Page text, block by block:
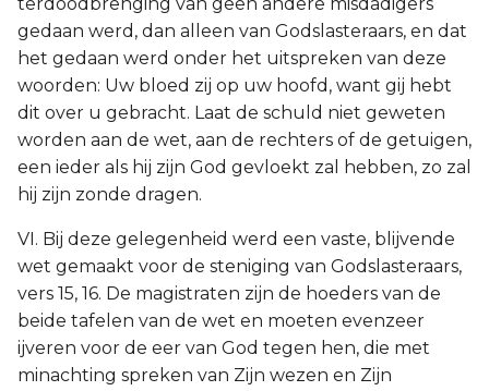
gedaan werd, dan alleen van Godslasteraars, en dat
het gedaan werd onder het uitspreken van deze
woorden: Uw bloed zij op uw hoofd, want gij hebt
dit over u gebracht. Laat de schuld niet geweten
worden aan de wet, aan de rechters of de getuigen,
een ieder als hij zijn God gevloekt zal hebben, zo zal
hij zijn zonde dragen.
VI. Bij deze gelegenheid werd een vaste, blijvende
wet gemaakt voor de steniging van Godslasteraars,
vers 15, 16. De magistraten zijn de hoeders van de
beide tafelen van de wet en moeten evenzeer
ijveren voor de eer van God tegen hen, die met
minachting spreken van Zijn wezen en Zijn